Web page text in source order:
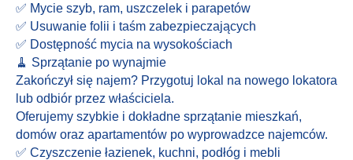
✅ Mycie szyb, ram, uszczelek i parapetów
✅ Usuwanie folii i taśm zabezpieczających
✅ Dostępność mycia na wysokościach
🧹 Sprzątanie po wynajmie
Zakończył się najem? Przygotuj lokal na nowego lokatora
lub odbiór przez właściciela.
Oferujemy szybkie i dokładne sprzątanie mieszkań,
domów oraz apartamentów po wyprowadzce najemców.
✅ Czyszczenie łazienek, kuchni, podłóg i mebli